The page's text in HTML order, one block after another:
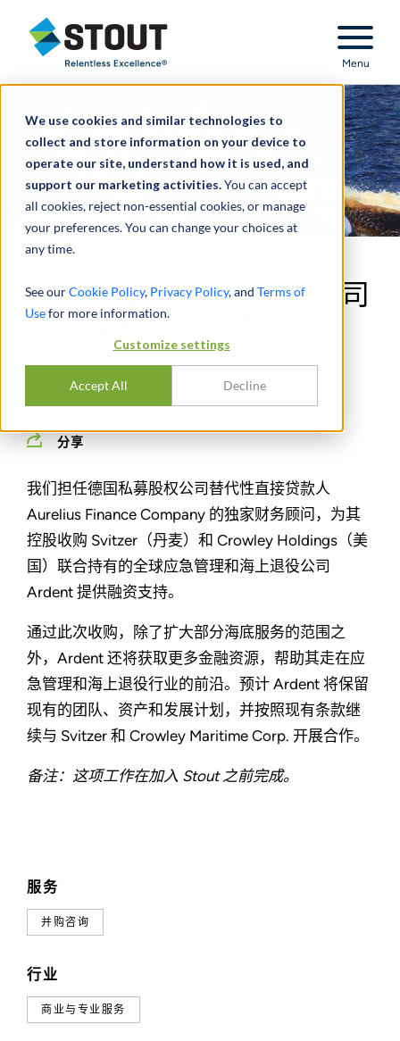
We use cookies and similar technologies to
collect and store information on your device to
operate our site, understand how it is used, and
support our marketing activities.You can accept
all cookies, reject non-essential cookies, or manage
your preferences. You can change your choices at
any time.
See ourCookie Policy, Privacy Policy, and Terms of
Usefor more information.
Customize settings
Accept All Decline
Stout Relentless Excellence
Menu
服务
并购咨询
行业
商业与专业服务
为应急管理、海上退役公司
的控股收购提供咨询服务
分享
我们担任德国私募股权公司替代性直接贷款人
Aurelius Finance Company 的独家财务顾问，为其
控股收购 Svitzer（丹麦）和 Crowley Holdings（美
国）联合持有的全球应急管理和海上退役公司
Ardent 提供融资支持。
通过此次收购，除了扩大部分海底服务的范围之
外，Ardent 还将获取更多金融资源，帮助其走在应
急管理和海上退役行业的前沿。预计 Ardent 将保留
现有的团队、资产和发展计划，并按照现有条款继
续与 Svitzer 和 Crowley Maritime Corp. 开展合作。
备注：这项工作在加入 Stout 之前完成。